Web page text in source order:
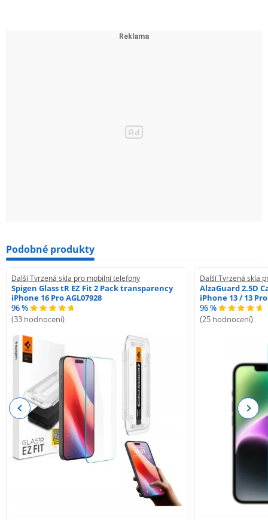
Podobné produkty
Další Tvrzená skla pro mobilní telefony
Spigen Glass tR EZ Fit 2 Pack transparency
iPhone 16 Pro AGL07928
96 %
(33 hodnocení)
Další Tvrzená skla
AlzaGuard 2.5D
iPhone 13 / 13 Pro
96 %
(25 hodnocení)
Previous Next